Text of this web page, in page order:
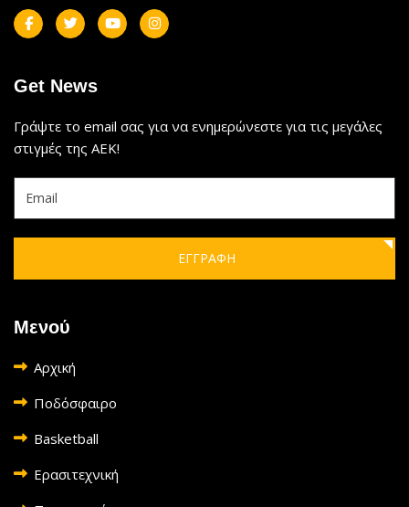
Get News
Γράψτε το email σας για να ενημερώνεστε για τις μεγάλες
στιγμές της ΑΕΚ!
ΕΓΓΡΑΦΗ
Μενού
Αρχική
Ποδόσφαιρο
Basketball
Ερασιτεχνική